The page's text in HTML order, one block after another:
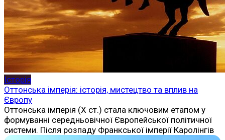
Історія
Оттонська імперія: історія, мистецтво та вплив на
Європу
Оттонська імперія (X ст.) стала ключовим етапом у
формуванні середньовічної Європейської політичної
системи. Після розпаду Франкської імперії Каролінгів